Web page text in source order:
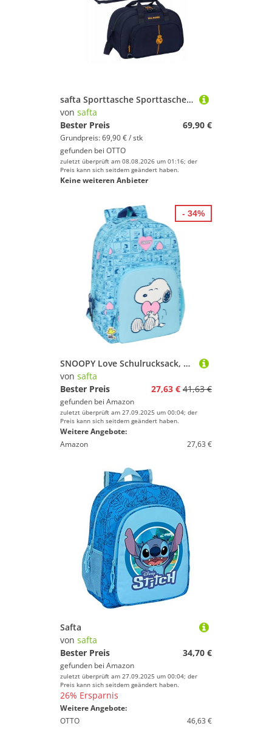
safta Sporttasche Sporttasche Real Madrid Kinder Jugendliche Schule Training
von safta
Bester Preis
69,90 €
Grundpreis: 69,90 € / stk
gefunden bei OTTO
zuletzt überprüft am 08.08.2026 um 01:16; der
Preis kann sich seitdem geändert haben.
Keine weiteren Anbieter
SNOOPY Love Schulrucksack, anpassbar an Kinderwagen, ideal für Kinder verschiedener Altersgruppen, bequem und vielseitig, Qualität und Widerstandsfähigkeit, hellblau, M, Casual
von safta
Bester Preis
27,63 € 41,63 €
gefunden bei Amazon
zuletzt überprüft am 27.09.2025 um 00:04; der
Preis kann sich seitdem geändert haben.
Weitere Angebote:
Amazon
27,63 €
- 34%
Safta
von safta
Bester Preis
34,70 €
gefunden bei Amazon
zuletzt überprüft am 27.09.2025 um 00:04; der
Preis kann sich seitdem geändert haben.
26% Ersparnis
Weitere Angebote:
OTTO
46,63 €